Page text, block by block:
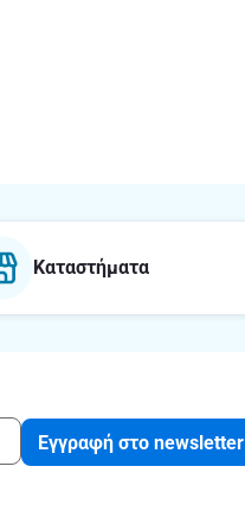
Καταστήματα
Εγγραφή στο newsletter